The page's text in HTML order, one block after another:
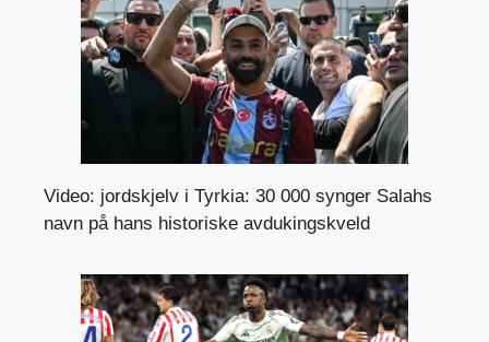
Video: jordskjelv i Tyrkia: 30 000 synger Salahs
navn på hans historiske avdukingskveld